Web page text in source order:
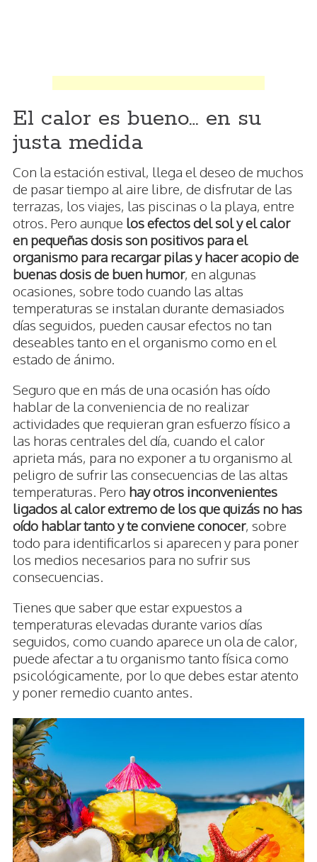
El calor es bueno… en su
justa medida
Con la estación estival, llega el deseo de muchos
de pasar tiempo al aire libre, de disfrutar de las
terrazas, los viajes, las piscinas o la playa, entre
otros. Pero aunque los efectos del sol y el calor
en pequeñas dosis son positivos para el
organismo para recargar pilas y hacer acopio de
buenas dosis de buen humor, en algunas
ocasiones, sobre todo cuando las altas
temperaturas se instalan durante demasiados
días seguidos, pueden causar efectos no tan
deseables tanto en el organismo como en el
estado de ánimo.
Seguro que en más de una ocasión has oído
hablar de la conveniencia de no realizar
actividades que requieran gran esfuerzo físico a
las horas centrales del día, cuando el calor
aprieta más, para no exponer a tu organismo al
peligro de sufrir las consecuencias de las altas
temperaturas. Pero hay otros inconvenientes
ligados al calor extremo de los que quizás no has
oído hablar tanto y te conviene conocer, sobre
todo para identificarlos si aparecen y para poner
los medios necesarios para no sufrir sus
consecuencias.
Tienes que saber que estar expuestos a
temperaturas elevadas durante varios días
seguidos, como cuando aparece un ola de calor,
puede afectar a tu organismo tanto física como
psicológicamente, por lo que debes estar atento
y poner remedio cuanto antes.